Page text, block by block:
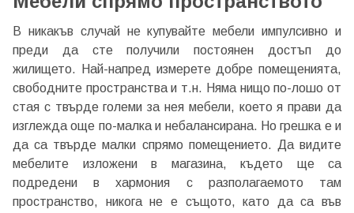
В никакъв случай не купувайте мебели импулсивно и
преди да сте получили постоянен достъп до
жилището. Най-напред измерете добре помещенията,
свободните пространства и т.н. Няма нищо по-лошо от
стая с твърде големи за нея мебели, което я прави да
изглежда още по-малка и небалансирана. Но грешка е и
да са твърде малки спрямо помещението. Да видите
мебелите изложени в магазина, където ще са
подредени в хармония с разполагаемото там
пространство, никога не е същото, като да са във